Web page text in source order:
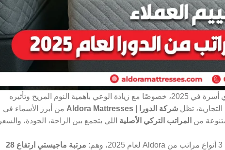
بقى من أهم القرارات لأي أسرة في 2025، خصوصًا مع زيادة الوعي بأهمية النوم المريح وتأثيره
تظل شركة الدورا | Aldora Mattresses
من أبرز الأسماء في
من المراتب التركي الأصلية اللي بتجمع بين الراحة، الجودة، والسعر
مرتبة ماجيستي ارتفاع 28